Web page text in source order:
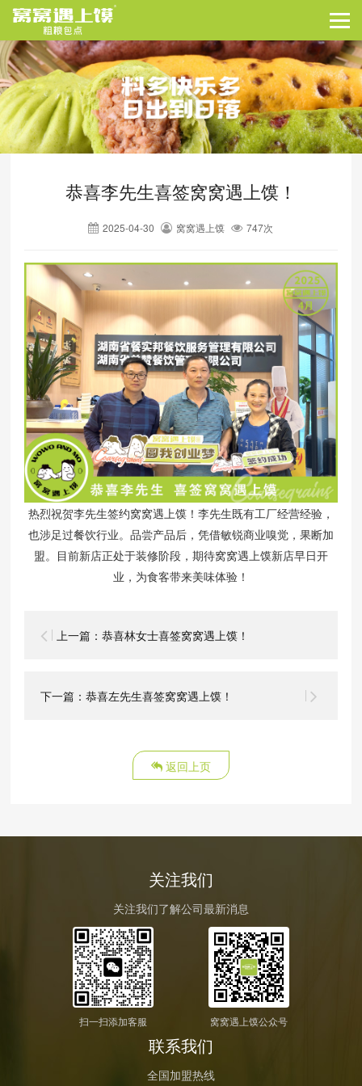
恭喜李先生喜签窝窝遇上馍！
2025-04-30 窝窝遇上馍 747次
热烈祝贺李先生签约窝窝遇上馍！李先生既有工厂经营经验，
也涉足过餐饮行业。品尝产品后，凭借敏锐商业嗅觉，果断加
盟。目前新店正处于装修阶段，期待窝窝遇上馍新店早日开
业，为食客带来美味体验！
上一篇：恭喜林女士喜签窝窝遇上馍！
下一篇：恭喜左先生喜签窝窝遇上馍！
返回上页
关注我们
关注我们了解公司最新消息
扫一扫添加客服 窝窝遇上馍公众号
联系我们
全国加盟热线